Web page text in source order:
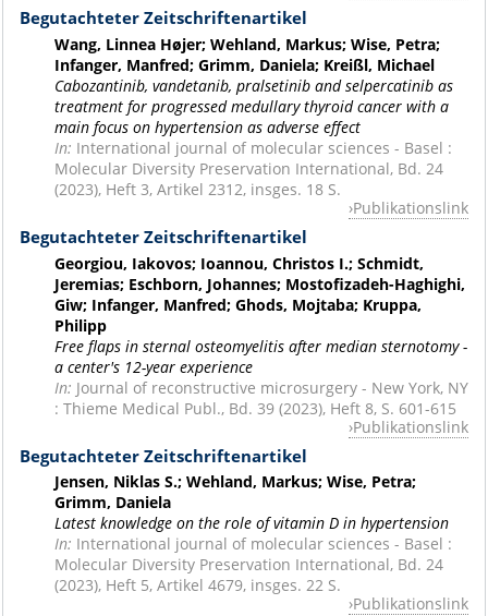
Begutachteter Zeitschriftenartikel
Wang, Linnea Højer; Wehland, Markus; Wise, Petra;
Infanger, Manfred; Grimm, Daniela; Kreißl, Michael
Cabozantinib, vandetanib, pralsetinib and selpercatinib as
treatment for progressed medullary thyroid cancer with a
main focus on hypertension as adverse effect
In: International journal of molecular sciences - Basel :
Molecular Diversity Preservation International, Bd. 24
(2023), Heft 3, Artikel 2312, insges. 18 S.
Publikationslink
Begutachteter Zeitschriftenartikel
Georgiou, Iakovos; Ioannou, Christos I.; Schmidt,
Jeremias; Eschborn, Johannes; Mostofizadeh-Haghighi,
Giw; Infanger, Manfred; Ghods, Mojtaba; Kruppa,
Philipp
Free flaps in sternal osteomyelitis after median sternotomy -
a center's 12-year experience
In: Journal of reconstructive microsurgery - New York, NY
: Thieme Medical Publ., Bd. 39 (2023), Heft 8, S. 601-615
Publikationslink
Begutachteter Zeitschriftenartikel
Jensen, Niklas S.; Wehland, Markus; Wise, Petra;
Grimm, Daniela
Latest knowledge on the role of vitamin D in hypertension
In: International journal of molecular sciences - Basel :
Molecular Diversity Preservation International, Bd. 24
(2023), Heft 5, Artikel 4679, insges. 22 S.
Publikationslink